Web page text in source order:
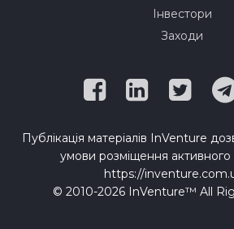
Інвестори
Заходи
Публікація матеріалів InVenture
умови розміщення
https://
© 2010-2026 InVenture™ All